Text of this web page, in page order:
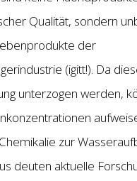
Qualität, sondern
der
(igitt!). Da
unterzogen werden,
zur
deuten aktuelle